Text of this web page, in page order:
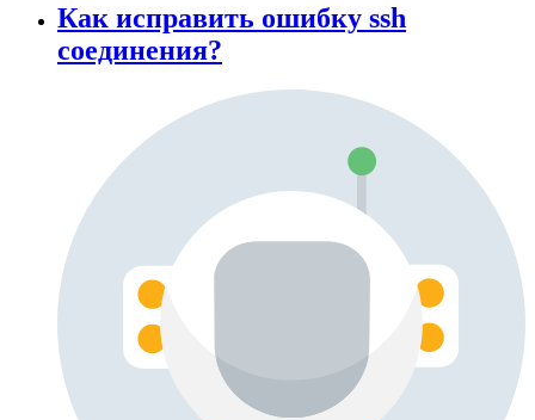
Как исправить ошибку ssh
соединения?